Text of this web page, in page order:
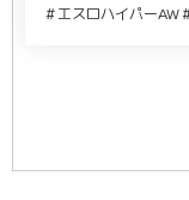
＃エスロハイパーAW